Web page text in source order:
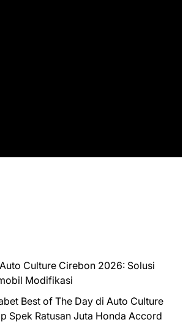
Culture Cirebon 2026: Solusi
Modifikasi
Best of The Day di Auto Culture
Spek Ratusan Juta Honda Accord